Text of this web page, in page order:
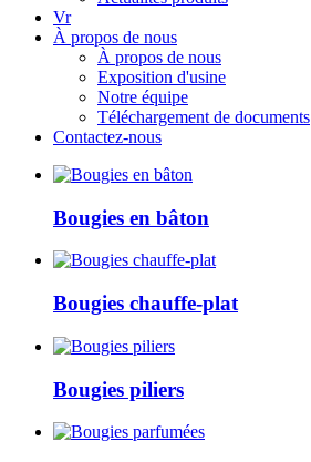
Vr
À propos de nous
À propos de nous
Exposition d'usine
Notre équipe
Téléchargement de documents
Contactez-nous
Bougies en bâton
Bougies chauffe-plat
Bougies piliers